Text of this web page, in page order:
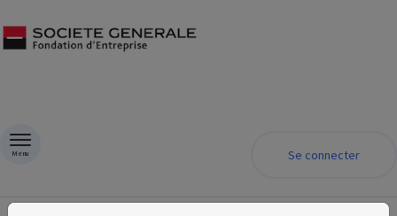
Menu Se connecter